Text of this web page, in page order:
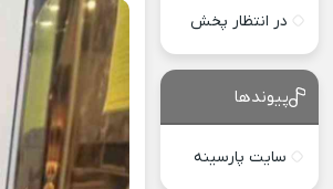
در انتظار پخش
پیوندها
سایت پارسینه